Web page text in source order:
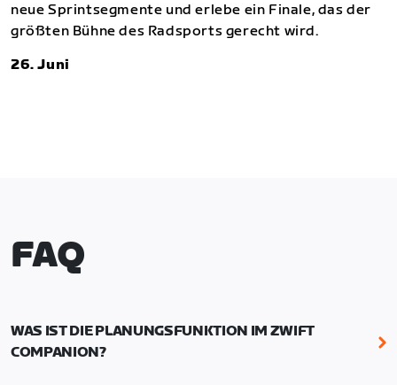
neue Sprintsegmente und erlebe ein Finale, das der
größten Bühne des Radsports gerecht wird.
26. Juni
FAQ
WAS IST DIE PLANUNGSFUNKTION IM ZWIFT
COMPANION?